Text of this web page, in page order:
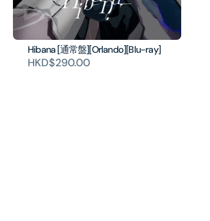
Hibana [通常盤][Orlando][Blu-ray]
HKD$290.00